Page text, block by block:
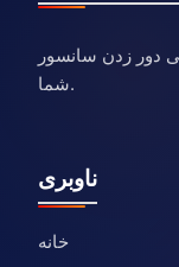
دور زدن سانسور
شما.
ناوبری
خانه